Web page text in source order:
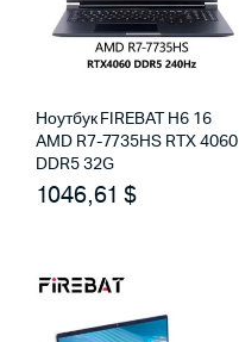
Ноутбук FIREBAT H6 16
AMD R7-7735HS RTX 4060
DDR5 32G
1046,61 $